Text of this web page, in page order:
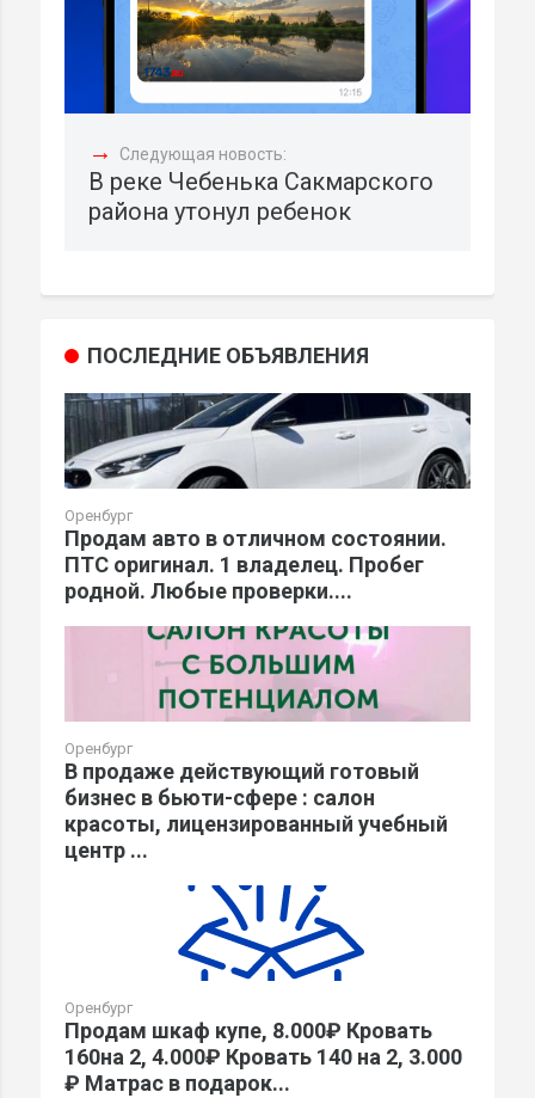
→ Следующая новость:
В реке Чебенька Сакмарского
района утонул ребенок
ПОСЛЕДНИЕ ОБЪЯВЛЕНИЯ
Оренбург
Продам авто в отличном состоянии.
ПТС оригинал. 1 владелец. Пробег
родной. Любые проверки....
Оренбург
В продаже действующий готовый
бизнес в бьюти-сфере : салон
красоты, лицензированный учебный
центр ...
Оренбург
Продам шкаф купе, 8.000₽ Кровать
160на 2, 4.000₽ Кровать 140 на 2, 3.000
₽ Матрас в подарок...